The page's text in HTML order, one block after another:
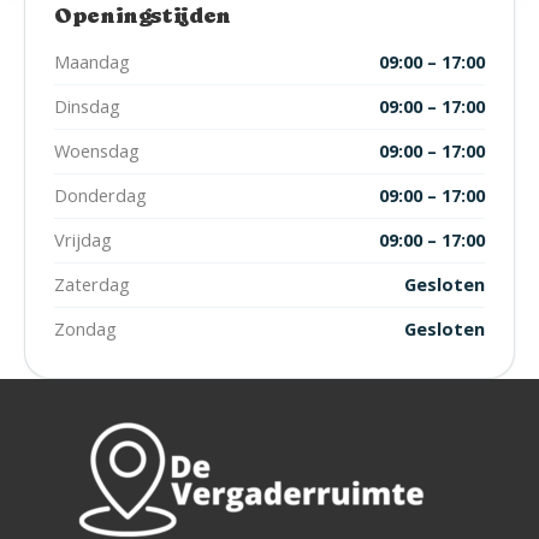
Openingstijden
Maandag
09:00 – 17:00
Dinsdag
09:00 – 17:00
Woensdag
09:00 – 17:00
Donderdag
09:00 – 17:00
Vrijdag
09:00 – 17:00
Zaterdag
Gesloten
Zondag
Gesloten